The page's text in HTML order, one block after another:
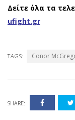
Δείτε όλα τα
ufight.gr
TAGS: Conor
SHARE: